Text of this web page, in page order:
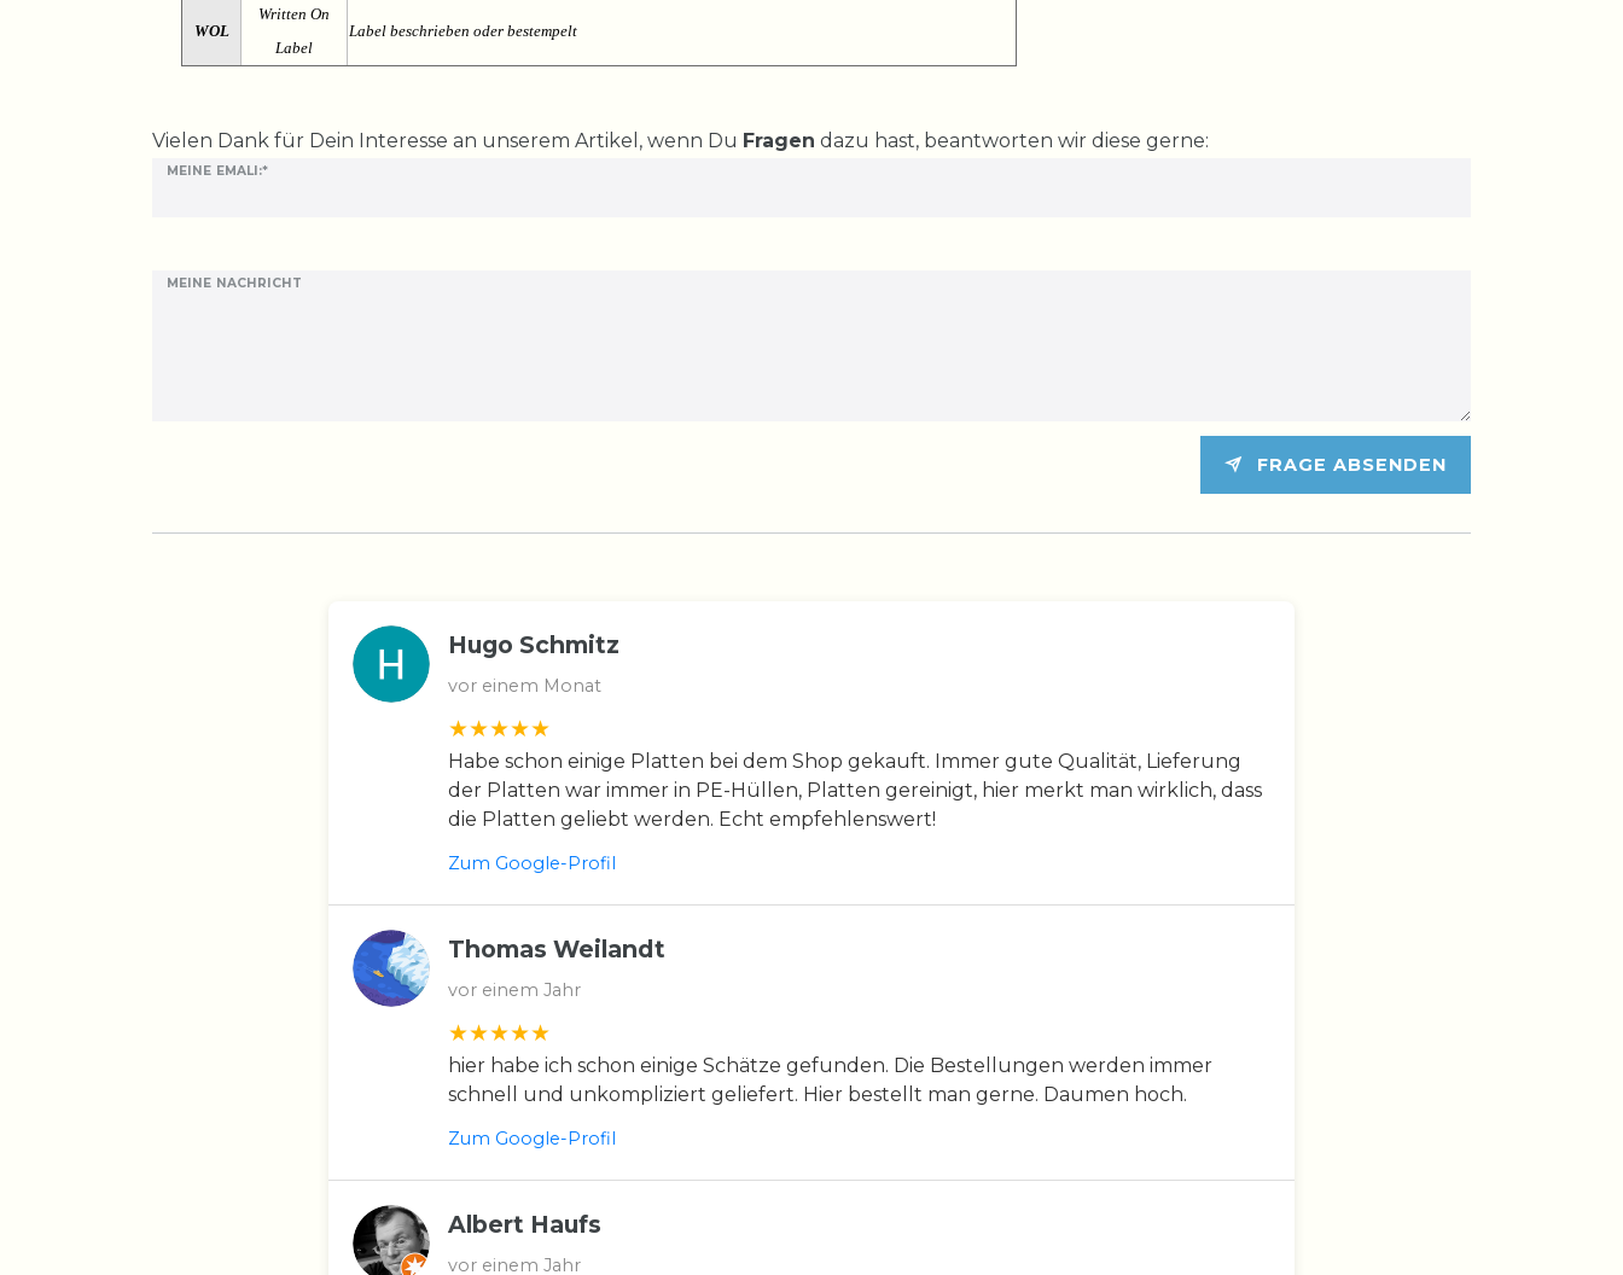
WOL
Written On
Label
Label beschrieben oder bestempelt
Vielen Dank für Dein Interesse an unserem Artikel, wenn Du Fragen dazu hast, beantworten wir diese gerne:
MEINE EMALI:*
MEINE NACHRICHT
Ceres::Template.mailFormHoneypotLabel
FRAGE ABSENDEN
Hugo Schmitz
vor einem Monat
Habe schon einige Platten bei dem Shop gekauft. Immer gute Qualität, Lieferung
der Platten war immer in PE-Hüllen, Platten gereinigt, hier merkt man wirklich, dass
die Platten geliebt werden. Echt empfehlenswert!
Zum Google-Profil
Thomas Weilandt
vor einem Jahr
hier habe ich schon einige Schätze gefunden. Die Bestellungen werden immer
schnell und unkompliziert geliefert. Hier bestellt man gerne. Daumen hoch.
Zum Google-Profil
Albert Haufs
vor einem Jahr